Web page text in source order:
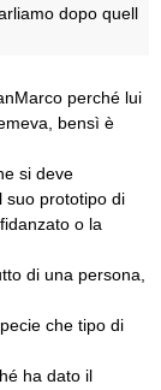
dopo quell
perché lui
bensì è
si deve
suo prototipo di
o la
di una persona,
che tipo di
ha dato il